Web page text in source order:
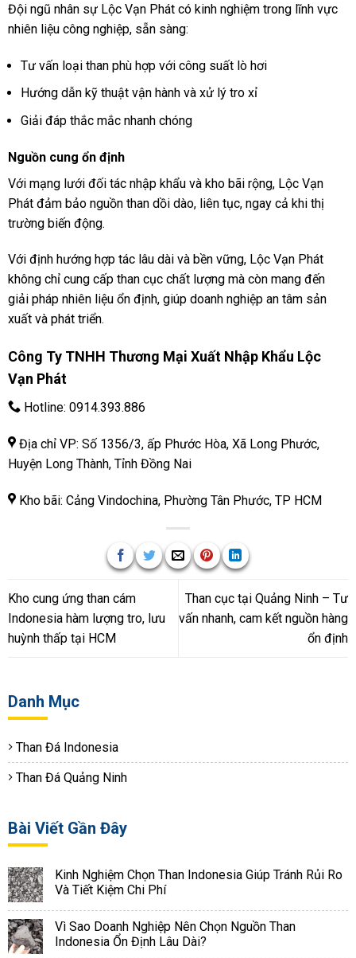
Danh Mục
Than Đá Indonesia
Than Đá Quảng Ninh
Bài Viết Gần Đây
Kinh Nghiệm Chọn Than Indonesia Giúp Tránh Rủi Ro
Và Tiết Kiệm Chi Phí
Vì Sao Doanh Nghiệp Nên Chọn Nguồn Than
Indonesia Ổn Định Lâu Dài?
Đội ngũ nhân sự Lộc Vạn Phát có kinh nghiệm trong lĩnh vực
nhiên liệu công nghiệp, sẵn sàng:
Tư vấn loại than phù hợp với công suất lò hơi
Hướng dẫn kỹ thuật vận hành và xử lý tro xỉ
Giải đáp thắc mắc nhanh chóng
Nguồn cung ổn định
Với mạng lưới đối tác nhập khẩu và kho bãi rộng, Lộc Vạn
Phát đảm bảo nguồn than dồi dào, liên tục, ngay cả khi thị
trường biến động.
Với định hướng hợp tác lâu dài và bền vững, Lộc Vạn Phát
không chỉ cung cấp than cục chất lượng mà còn mang đến
giải pháp nhiên liệu ổn định, giúp doanh nghiệp an tâm sản
xuất và phát triển.
Công Ty TNHH Thương Mại Xuất Nhập Khẩu Lộc
Vạn Phát
Hotline: 0914.393.886
Địa chỉ VP: Số 1356/3, ấp Phước Hòa, Xã Long Phước,
Huyện Long Thành, Tỉnh Đồng Nai
Kho bãi: Cảng Vindochina, Phường Tân Phước, TP HCM
Kho cung ứng than cám
Indonesia hàm lượng tro, lưu
huỳnh thấp tại HCM
Than cục tại Quảng Ninh – Tư
vấn nhanh, cam kết nguồn hàng
ổn định